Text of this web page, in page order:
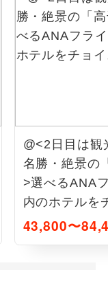
@<2日目は観
名勝・絶景の
>選べるANA
内のホテルを
43,800〜